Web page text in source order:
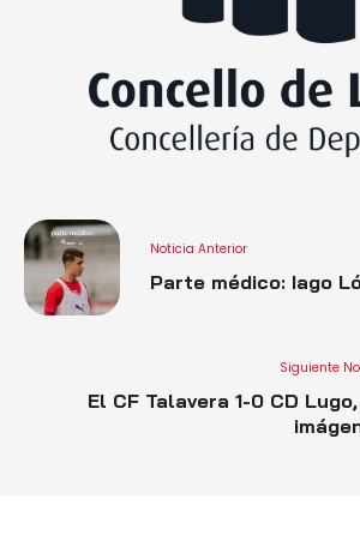
Noticia Anterior
Parte médico: Iago
Siguiente
El CF Talavera 1-0 CD